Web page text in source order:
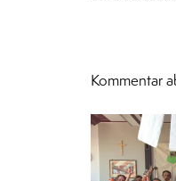
Kommentar